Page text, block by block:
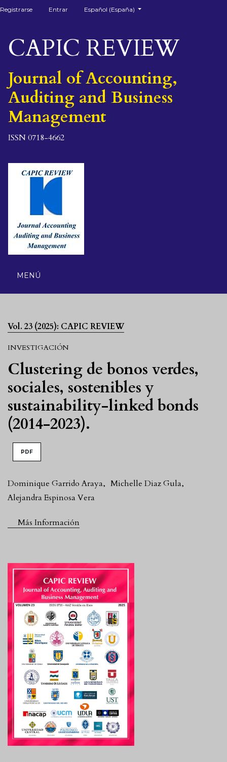
Registrarse Entrar Español (España)
CAPIC REVIEW
Journal of Accounting,
Auditing and Business
Management
ISSN 0718-4662
MENÚ
Vol. 23 (2025): CAPIC REVIEW
INVESTIGACIÓN
Clustering de bonos verdes,
sociales, sostenibles y
sustainability-linked bonds
(2014-2023).
PDF
Dominique Garrido Araya, Michelle Diaz Gula,
Alejandra Espinosa Vera
Más Información